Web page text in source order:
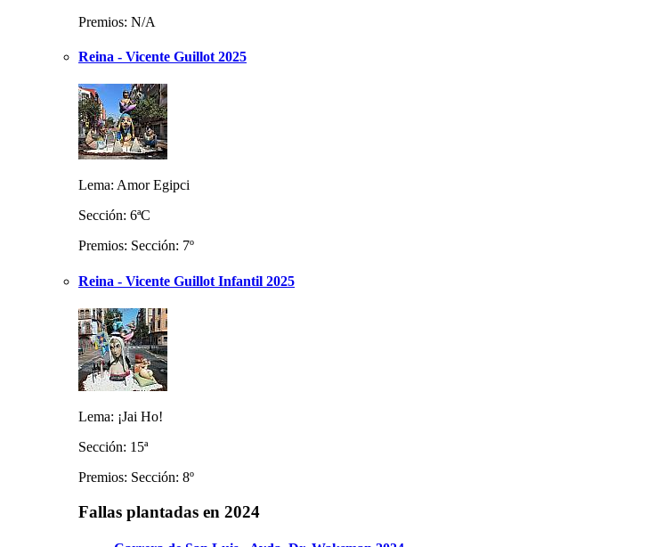
Premios: N/A
Reina - Vicente Guillot 2025
Lema: Amor Egipci
Sección: 6ªC
Premios: Sección: 7º
Reina - Vicente Guillot Infantil 2025
Lema: ¡Jai Ho!
Sección: 15ª
Premios: Sección: 8º
Fallas plantadas en 2024